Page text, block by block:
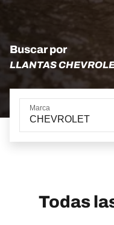
Buscar por
LLANTAS
Marca
CHEVROLET
Todas